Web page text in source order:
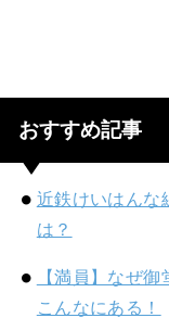
おすすめ記事
近鉄けいはんな
は？
【満員】なぜ
こんなにある！